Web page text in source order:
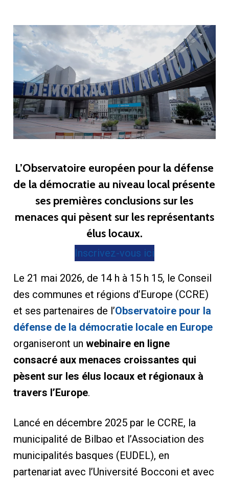
L’Observatoire européen pour la défense
de la démocratie au niveau local présente
ses premières conclusions sur les
menaces qui pèsent sur les représentants
élus locaux.
Inscrivez-vous ici
Le 21 mai 2026, de 14 h à 15 h 15, le Conseil
des communes et régions d’Europe (CCRE)
et ses partenaires de l’Observatoire pour la
défense de la démocratie locale en Europe
organiseront un webinaire en ligne
consacré aux menaces croissantes qui
pèsent sur les élus locaux et régionaux à
travers l’Europe.
Lancé en décembre 2025 par le CCRE, la
municipalité de Bilbao et l’Association des
municipalités basques (EUDEL), en
partenariat avec l’Université Bocconi et avec